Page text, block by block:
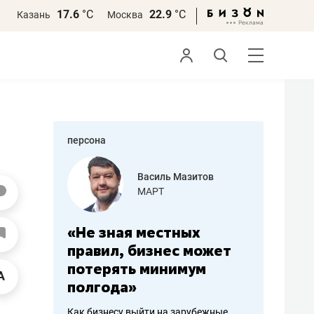
Казань 17.6 °С Москва 22.9 °С
персона
работа
Василь Мазитов
МАРТ
«Не зная местных
правил, бизнес может
потерять минимум
полгода»